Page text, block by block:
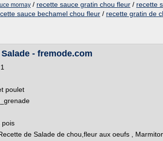
mornay / recette sauce gratin chou fleur / recette
sauce bechamel chou fleur / recette gratin de
- fremode.com
poulet
pois
de Salade de chou,fleur aux oeufs ,